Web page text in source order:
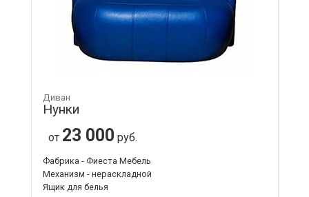
Диван
Нунки
от 23 000 руб.
Фабрика - Фиеста Мебель
Механизм - нераскладной
Ящик для белья